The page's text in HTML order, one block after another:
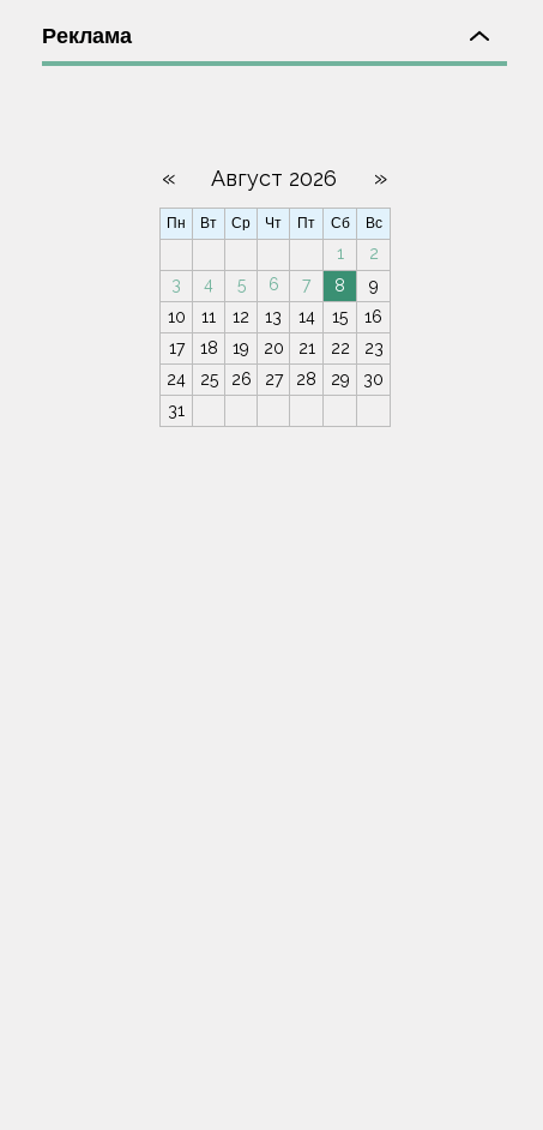
Реклама
« Август 2026 »
Пн Вт Ср Чт Пт Сб Вс
1
2
3
4 5 6 7 8
9
10
11 12 13 14 15
16
17
18 19 20 21 22
23
24
25 26 27 28 29
30
31